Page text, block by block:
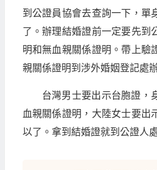
到公證員協會去查詢一下，單
了。辦理結婚證前一定要先到
明和無血親關係證明。帶上驗
親關係證明到涉外婚姻登記處
台灣男士要出示台胞證，
血親關係證明，大陸女士要出
以了。拿到結婚證就到公證人